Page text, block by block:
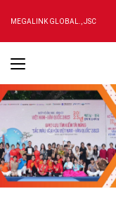
MEGALINK GLOBAL., JSC